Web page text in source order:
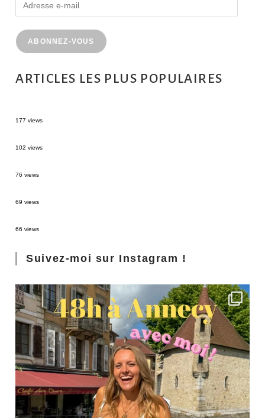
ABONNEZ-VOUS
ARTICLES LES PLUS POPULAIRES
177 views
102 views
76 views
69 views
66 views
Suivez-moi sur Instagram !